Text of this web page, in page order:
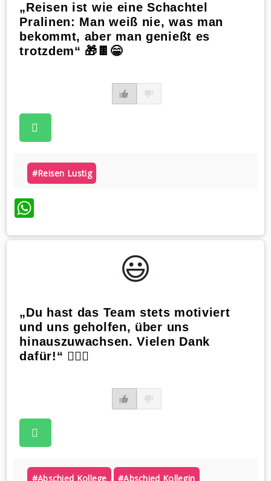
„Reisen ist wie eine Schachtel
Pralinen: Man weiß nie, was man
bekommt, aber man genießt es
trotzdem“ 🎁🍫😁
#reisen Lustig
WhatsApp
😃️
„Du hast das Team stets motiviert
und uns geholfen, über uns
hinauszuwachsen. Vielen Dank
dafür!“ 🧔🏼‍♂️
#abschied Kollege #abschied Kollegin